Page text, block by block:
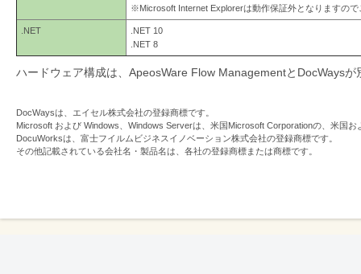
※Microsoft Internet Explorerは動作保証外となりますので
.NET
.NET 10
.NET 8
ハードウェア構成は、ApeosWare Flow ManagementとDocWays
DocWaysは、エイセル株式会社の登録商標です。
Microsoft および Windows、Windows Serverは、米国Microsoft Corporationの、米国
DocuWorksは、富士フイルムビジネスイノベーション株式会社の登録商標です。
その他記載されている会社名・製品名は、各社の登録商標または商標です。